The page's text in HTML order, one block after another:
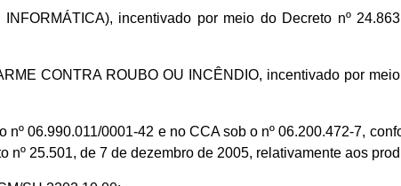
incentivado por meio do Decreto nº
CONTRA ROUBO OU INCÊNDIO, incentivado por
06.990.011/0001-42 e no CCA sob o nº 06.200.472-7,
25.501, de 7 de dezembro de 2005, relativamente aos